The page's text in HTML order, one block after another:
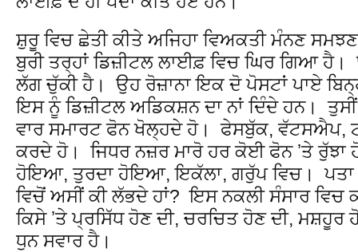
ਸ਼ੁਰੂ ਵਿਚ ਛੇਤੀ ਕੀਤੇ ਅਜਿਹਾ ਵਿਅਕਤੀ ਮੰਨਣ
ਬੁਰੀ ਤਰ੍ਹਾਂ ਡਿਜ਼ੀਟਲ ਲਾਈਫ਼ ਵਿਚ ਘਿਰ ਗਿਆ
ਲੱਗ ਚੁੱਕੀ ਹੈ। ਉਹ ਰੋਜ਼ਾਨਾ ਇਕ ਦੋ ਪੋਸਟਾਂ ਪਾਏ
ਇਸ ਨੂੰ ਡਿਜ਼ੀਟਲ ਅਡਿਕਸ਼ਨ ਦਾ ਨਾਂ ਦਿੰਦੇ ਹਨ।
ਵਾਰ ਸਮਾਰਟ ਫੋਨ ਖੋਲ੍ਹਦੇ ਹੋ। ਫੇਸਬੁੱਕ, ਵੱਟਸਐਪ,
ਕਰਦੇ ਹੋ। ਜਿਧਰ ਨਜ਼ਰ ਮਾਰੋ ਹਰ ਕੋਈ ਫੋਨ ʼਤੇ
ਹੋਇਆ, ਤੁਰਦਾ ਹੋਇਆ, ਇਕੱਲਾ, ਗਰੁੱਪ ਵਿਚ। ਪਤਾ
ਵਿਚੋਂ ਅਸੀਂ ਕੀ ਲੱਭਦੇ ਹਾਂ? ਇਸ ਨਕਲੀ ਸੰਸਾਰ ਵਿਚ
ਕਿਸੇ ʼਤੇ ਪ੍ਰਸਿੱਧ ਹੋਣ ਦੀ, ਚਰਚਿਤ ਹੋਣ ਦੀ, ਮਸ਼ਹੂਰ
ਧੁਨ ਸਵਾਰ ਹੈ।